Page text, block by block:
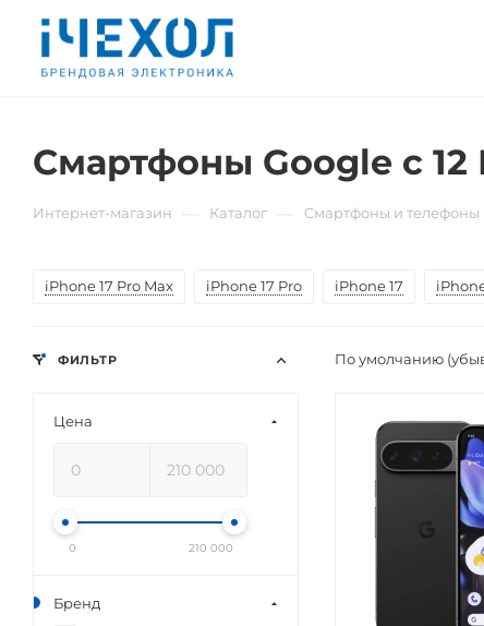
Смартфоны Google с
Интернет-магазин Каталог Смартфоны и телефоны
iPhone 17 Pro Max iPhone 17 Pro iPhone 17
По умолчанию
ФИЛЬТР
Цена
0 210 000
Бренд